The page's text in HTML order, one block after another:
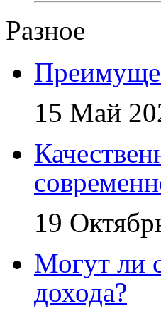
Разное
15 Май
19
Могут ли
дохода?